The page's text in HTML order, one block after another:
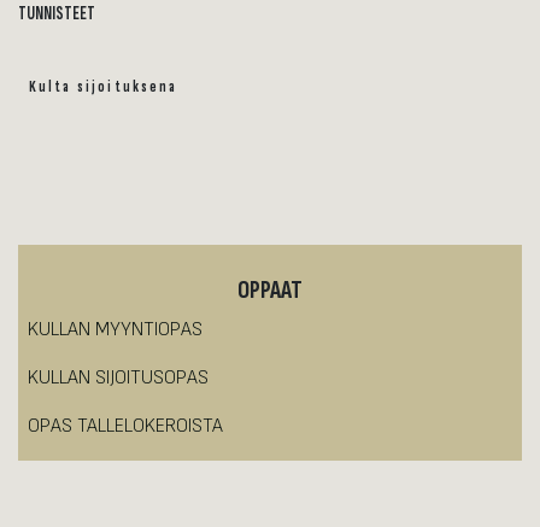
TUNNISTEET
Kulta sijoituksena
OPPAAT
KULLAN MYYNTIOPAS
KULLAN SIJOITUSOPAS
OPAS TALLELOKEROISTA